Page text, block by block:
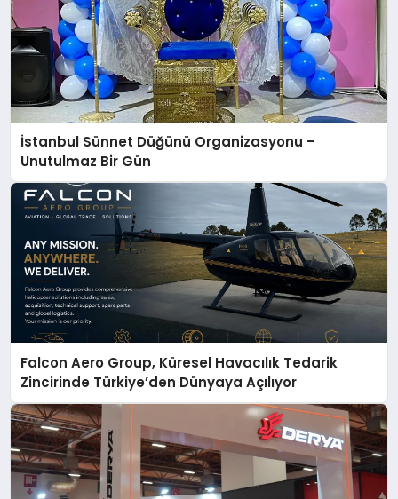
İstanbul Sünnet Düğünü Organizasyonu –
Unutulmaz Bir Gün
Falcon Aero Group, Küresel Havacılık Tedarik
Zincirinde Türkiye’den Dünyaya Açılıyor